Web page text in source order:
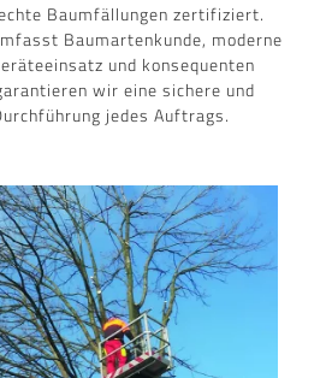
Baumfällungen zertifiziert.
Baumartenkunde, moderne
und konsequenten
wir eine sichere und
jedes Auftrags.